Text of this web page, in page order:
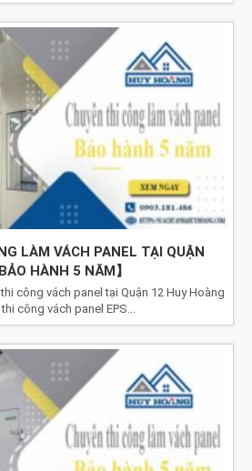
LÀM VÁCH PANEL TẠI QUẬN
HÀNH 5 NĂM】
công vách panel tại Quận 12 Huy Hoàng
công vách panel EPS...